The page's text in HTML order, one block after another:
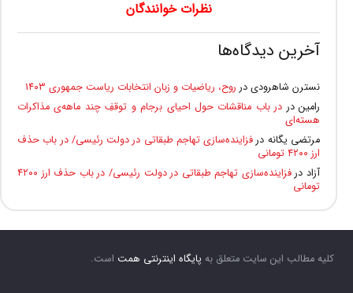
نظرات خوانندگان
آخرین دیدگاه‌ها
نسترن شاهرودی در روح، ریاضیات و زبان انتخابات ریاست جمهوری ۱۴۰۳
رامیندر در باب مناقشات حول احیای برجام و توقفِ چند ماهه‌ی مذاکرات
هسته‌ای
مرتضی یگانه درفزاینده‌سازی تهاجم طبقاتی در دولت رئیسی/ در باب حذف
ارز ۴۲۰۰ تومانی
آزاددر
فزاینده‌سازی تهاجم طبقاتی در دولت رئیسی/ در باب حذف ارز ۴۲۰۰
تومانی
کلیه مطالب این سایت متعلق به پایگاه اینترنتی همت است.